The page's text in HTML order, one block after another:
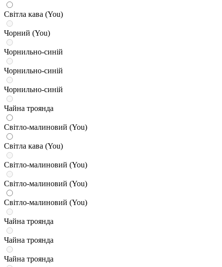
Світла кава (You)
Чорний (You)
Чорнильно-синій
Чорнильно-синій
Чорнильно-синій
Чайна троянда
Світло-малиновий (You)
Світла кава (You)
Світло-малиновий (You)
Світло-малиновий (You)
Світло-малиновий (You)
Чайна троянда
Чайна троянда
Чайна троянда